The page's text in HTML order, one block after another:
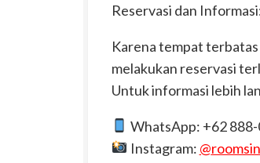
Reservasi dan
Karena tempat
melakukan reservasi
Untuk informasi lebih
WhatsApp: +62
Instagram: @